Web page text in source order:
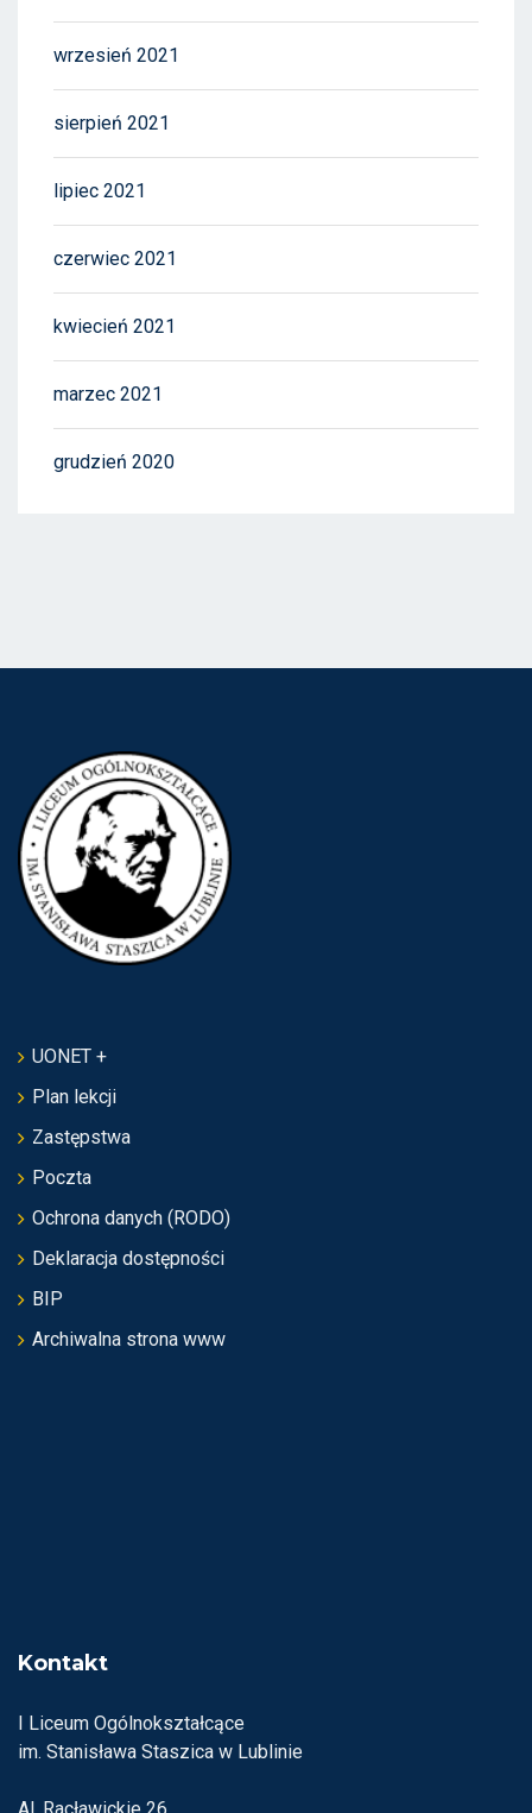
wrzesień 2021
sierpień 2021
lipiec 2021
czerwiec 2021
kwiecień 2021
marzec 2021
grudzień 2020
UONET +
Plan lekcji
Zastępstwa
Poczta
Ochrona danych (RODO)
Deklaracja dostępności
BIP
Archiwalna strona www
Kontakt
I Liceum Ogólnokształcące
im. Stanisława Staszica w Lublinie
Al. Racławickie 26